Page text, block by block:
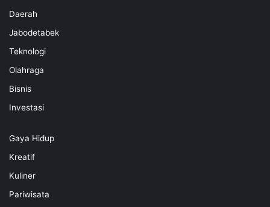
Daerah
Jabodetabek
Teknologi
Olahraga
Bisnis
Investasi
Gaya Hidup
Kreatif
Kuliner
Pariwisata